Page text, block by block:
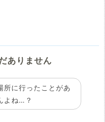
ありません
所に行ったことがあ
よね…？